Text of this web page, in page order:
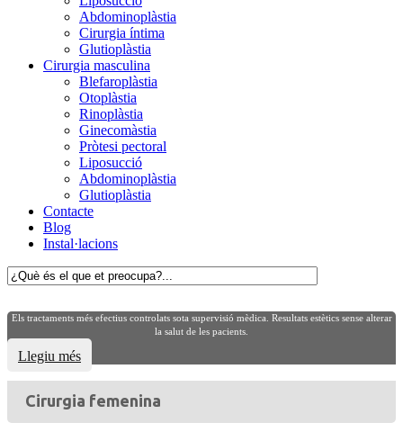
Abdominoplàstia
Cirurgia íntima
Glutioplàstia
Cirurgia masculina
Blefaroplàstia
Otoplàstia
Rinoplàstia
Ginecomàstia
Pròtesi pectoral
Liposucció
Abdominoplàstia
Glutioplàstia
Contacte
Blog
Instal·lacions
Els tractaments més efectius controlats sota supervisió mèdica. Resultats estètics sense alterar
la salut de les pacients.
Llegiu més
Cirurgia femenina